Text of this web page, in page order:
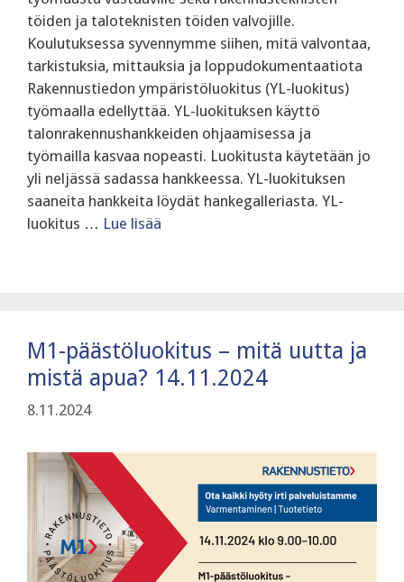
töiden ja taloteknisten töiden valvojille.
Koulutuksessa syvennymme siihen, mitä valvontaa,
tarkistuksia, mittauksia ja loppudokumentaatiota
Rakennustiedon ympäristöluokitus (YL-luokitus)
työmaalla edellyttää. ‍YL-luokituksen käyttö
talonrakennushankkeiden ohjaamisessa ja
työmailla kasvaa nopeasti. Luokitusta käytetään jo
yli neljässä sadassa hankkeessa. YL-luokituksen
saaneita hankkeita löydät hankegalleriasta. YL-
luokitus … Lue lisää
M1-päästöluokitus – mitä uutta ja
mistä apua? 14.11.2024
8.11.2024